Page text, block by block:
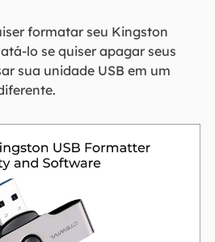
formatar seu Kingston
lo se quiser apagar seus
sua unidade USB em um